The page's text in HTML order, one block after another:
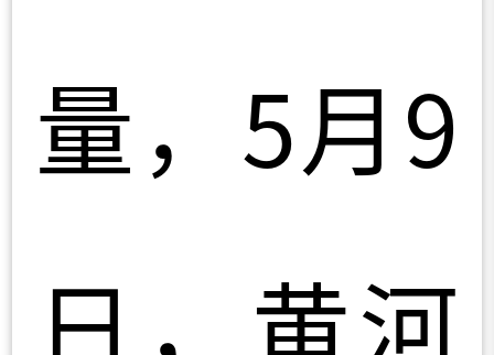
量，5月9
日，黄河